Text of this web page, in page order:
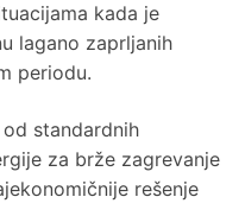
kada je
lagano zaprljanih
periodu.
standardnih
za brže zagrevanje
rešenje